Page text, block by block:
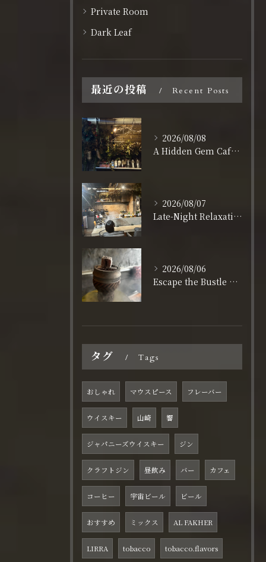
Private Room
Dark Leaf
最近の投稿 Recent Posts
2026/08/08
A Hidden Gem Cafe for Remote Workers & Creatives in Osaka
2026/08/07
Late-Night Relaxation in Shinsaibashi: Open Daily Until 3:00 AM
2026/08/06
Escape the Bustle of Dotonbori: Nagahoribashi’s Best Kept Secret
タグ Tags
おしゃれ マウスピース フレーバー
ウイスキー 山崎 響
ジャパニーズウイスキー ジン
クラフトジン 昼飲み バー カフェ
コーヒー 宇宙ビール ビール
おすすめ ミックス AL FAKHER
LIRRA tobacco tobacco.flavors